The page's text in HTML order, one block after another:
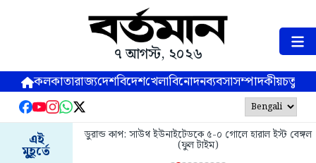
৭ আগস্ট, ২০২৬
কলকাতারাজ্যদেশবিদেশখেলাবিনোদনব্যবসাসম্পাদকীয়
এই
মুহূর্তে
ডুরান্ড কাপ: সাউথ ইউনাইটেডকে ৫-০ গোলে হারাল ইস্ট বেঙ্গল
(ফুল টাইম)